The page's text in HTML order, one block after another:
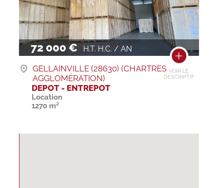
72 000 € H.T. H.C. / AN
VOIR LE
DESCRIPTIF
GELLAINVILLE (28630) (CHARTRES
AGGLOMÉRATION)
DEPOT - ENTREPOT
Location
1270 m²